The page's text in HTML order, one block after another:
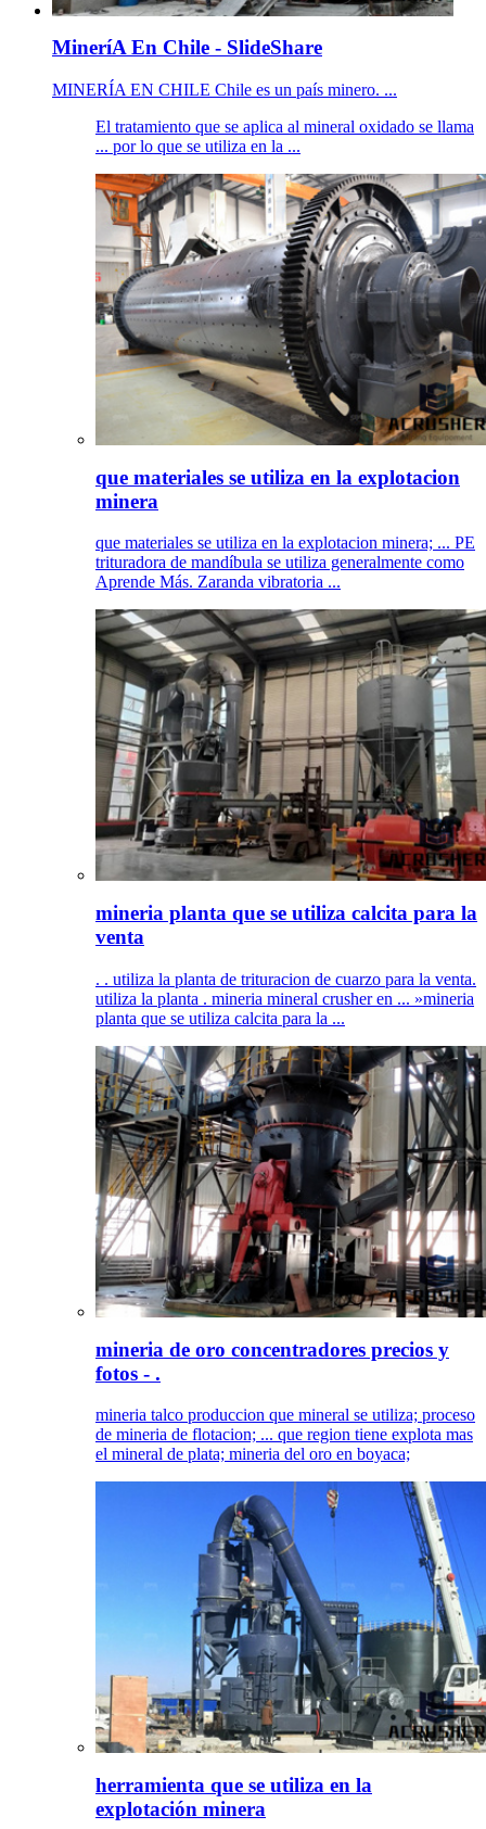
MineríA En Chile - SlideShare
MINERÍA EN CHILE Chile es un país minero. ...
El tratamiento que se aplica al mineral oxidado se llama
... por lo que se utiliza en la ...
que materiales se utiliza en la explotacion
minera
que materiales se utiliza en la explotacion minera; ... PE
trituradora de mandíbula se utiliza generalmente como
Aprende Más. Zaranda vibratoria ...
mineria planta que se utiliza calcita para la
venta
. . utiliza la planta de trituracion de cuarzo para la venta.
utiliza la planta . mineria mineral crusher en ... »mineria
planta que se utiliza calcita para la ...
mineria de oro concentradores precios y
fotos - .
mineria talco produccion que mineral se utiliza; proceso
de mineria de flotacion; ... que region tiene explota mas
el mineral de plata; mineria del oro en boyaca;
herramienta que se utiliza en la
explotación minera